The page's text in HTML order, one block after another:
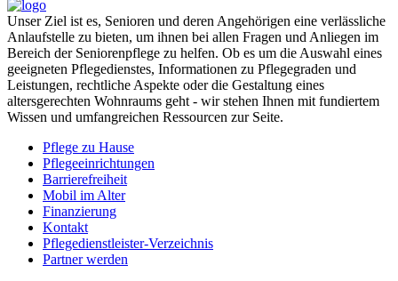
Unser Ziel ist es, Senioren und deren Angehörigen eine verlässliche
Anlaufstelle zu bieten, um ihnen bei allen Fragen und Anliegen im
Bereich der Seniorenpflege zu helfen. Ob es um die Auswahl eines
geeigneten Pflegedienstes, Informationen zu Pflegegraden und
Leistungen, rechtliche Aspekte oder die Gestaltung eines
altersgerechten Wohnraums geht - wir stehen Ihnen mit fundiertem
Wissen und umfangreichen Ressourcen zur Seite.
Pflege zu Hause
Pflegeeinrichtungen
Barrierefreiheit
Mobil im Alter
Finanzierung
Kontakt
Pflegedienstleister-Verzeichnis
Partner werden